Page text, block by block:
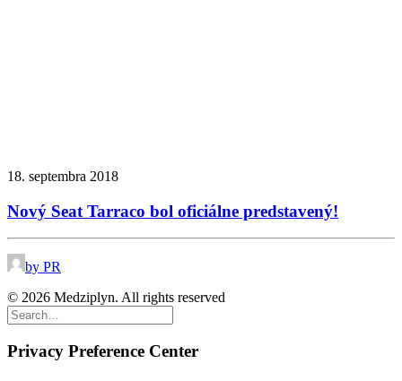
18. septembra 2018
Nový Seat Tarraco bol oficiálne predstavený!
by PR
© 2026 Medziplyn. All rights reserved
Privacy Preference Center